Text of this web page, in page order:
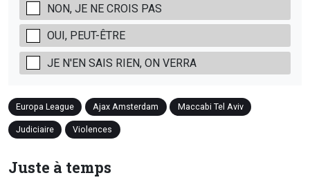
NON, JE NE CROIS PAS
OUI, PEUT-ÊTRE
JE N'EN SAIS RIEN, ON VERRA
Europa League Ajax Amsterdam Maccabi Tel Aviv
Judiciaire Violences
Juste à temps